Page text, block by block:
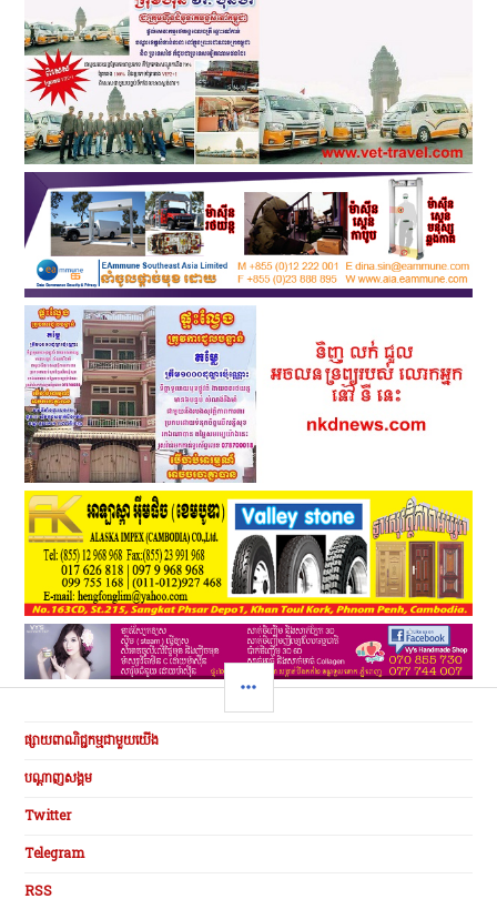
SIDEBAR
ផ្សាយពាណិជ្ជកម្មជាមួយយើង
បណ្ដាញសង្គម
Twitter
Telegram
RSS